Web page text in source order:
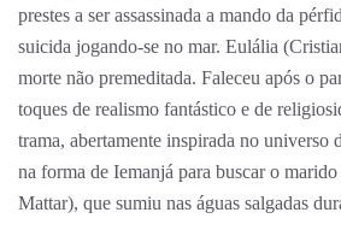
prestes a ser assassinada a mando da
suicida jogando-se no mar. Eulália
morte não premeditada. Faleceu após o
toques de realismo fantástico e de
trama, abertamente inspirada no universo
na forma de Iemanjá para buscar o
Mattar), que sumiu nas águas salgadas